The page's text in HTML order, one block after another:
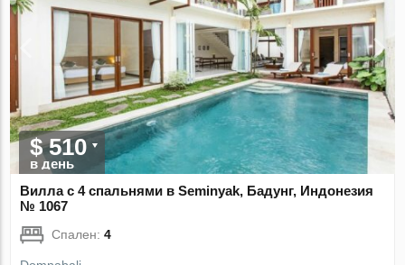
$ 510
в день
Вилла с 4 спальнями в Seminyak, Бадунг, Индонезия
№ 1067
Спален:4